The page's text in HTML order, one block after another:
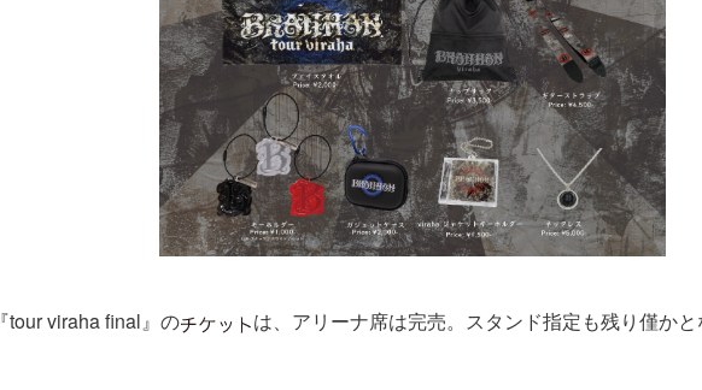
『tour viraha final』の は、アリーナ席は完売。スタンド指定も残り僅かと